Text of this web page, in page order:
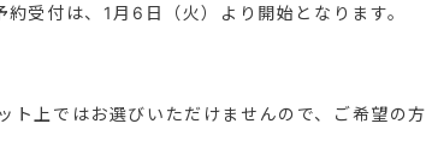
受付は、1月6日（火）より開始となります。
上ではお選びいただけませんので、ご希望の方